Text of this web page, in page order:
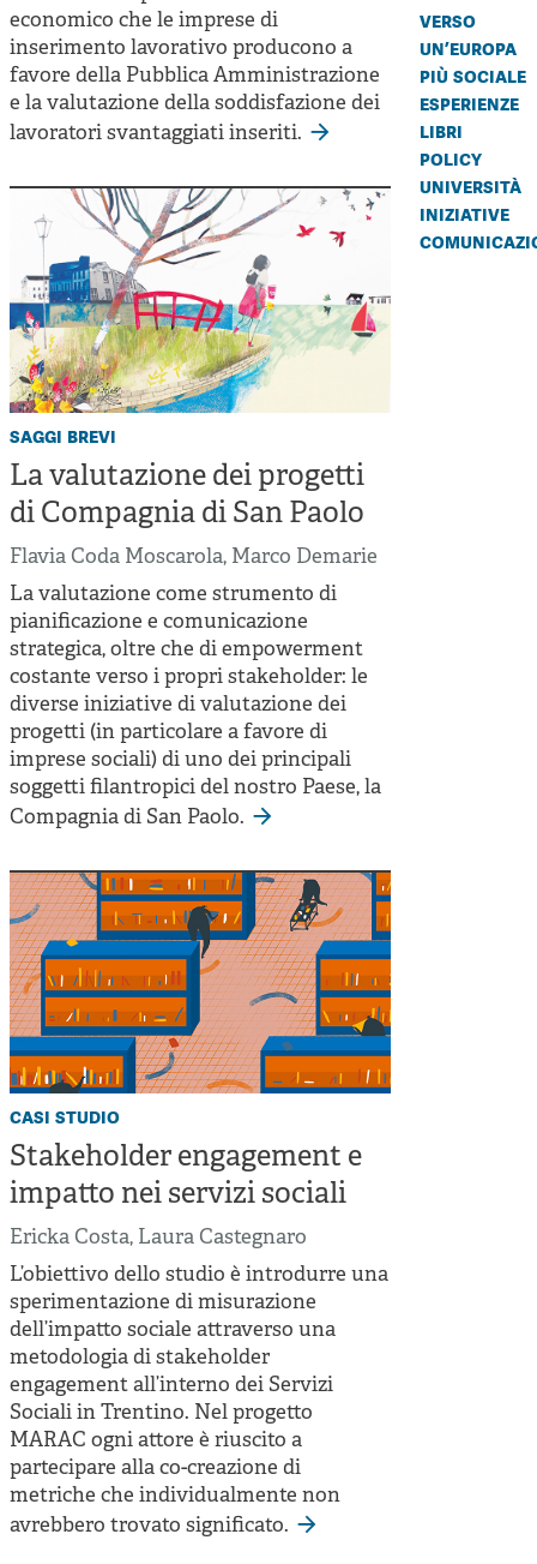
economico che le imprese di
inserimento lavorativo producono a
favore della Pubblica Amministrazione
e la valutazione della soddisfazione dei
lavoratori svantaggiati inseriti.
saggi brevi
La valutazione dei progetti
di Compagnia di San Paolo
Flavia Coda Moscarola, Marco Demarie
La valutazione come strumento di
pianificazione e comunicazione
strategica, oltre che di empowerment
costante verso i propri stakeholder: le
diverse iniziative di valutazione dei
progetti (in particolare a favore di
imprese sociali) di uno dei principali
soggetti filantropici del nostro Paese, la
Compagnia di San Paolo.
casi studio
Stakeholder engagement e
impatto nei servizi sociali
Ericka Costa, Laura Castegnaro
L’obiettivo dello studio è introdurre una
sperimentazione di misurazione
dell’impatto sociale attraverso una
metodologia di stakeholder
engagement all’interno dei Servizi
Sociali in Trentino. Nel progetto
MARAC ogni attore è riuscito a
partecipare alla co-creazione di
metriche che individualmente non
avrebbero trovato significato.
verso
un’europa
più sociale
esperienze
libri
policy
università
iniziative